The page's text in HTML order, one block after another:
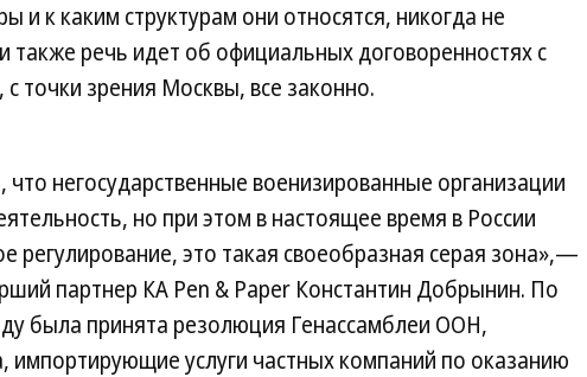
и к каким структурам они относятся, никогда не
речь идет об официальных договоренностях с
с точки зрения Москвы, все законно.
негосударственные военизированные организации
но при этом в настоящее время в России
регулирование, это такая своеобразная серая зона»,—
партнер КА Pen & Paper Константин Добрынин. По
была принята резолюция Генассамблеи ООН,
импортирующие услуги частных компаний по оказанию